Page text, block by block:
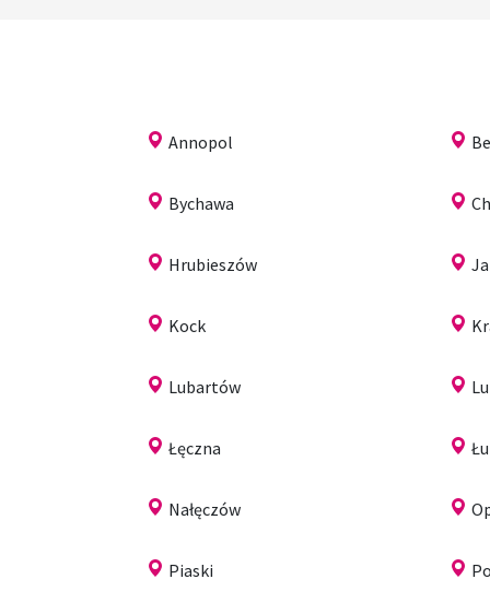
Annopol
Bychawa
Hrubieszów
Kock
Lubartów
Łęczna
Nałęczów
Piaski